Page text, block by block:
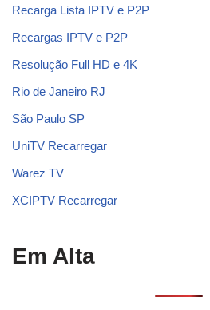
Recarga Lista IPTV e P2P
Recargas IPTV e P2P
Resolução Full HD e 4K
Rio de Janeiro RJ
São Paulo SP
UniTV Recarregar
Warez TV
XCIPTV Recarregar
Em Alta